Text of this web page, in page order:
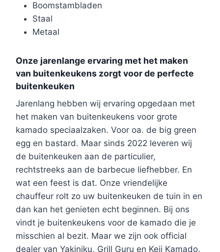
Boomstambladen
Staal
Metaal
Onze jarenlange ervaring met het maken
van buitenkeukens zorgt voor de perfecte
buitenkeuken
Jarenlang hebben wij ervaring opgedaan met
het maken van buitenkeukens voor grote
kamado speciaalzaken. Voor oa. de big green
egg en bastard. Maar sinds 2022 leveren wij
de buitenkeuken aan de particulier,
rechtstreeks aan de barbecue liefhebber. En
wat een feest is dat. Onze vriendelijke
chauffeur rolt zo uw buitenkeuken de tuin in en
dan kan het genieten echt beginnen. Bij ons
vindt je buitenkeukens voor de kamado die je
misschien al bezit. Maar we zijn ook official
dealer van Yakiniku, Grill Guru en Keij Kamado.